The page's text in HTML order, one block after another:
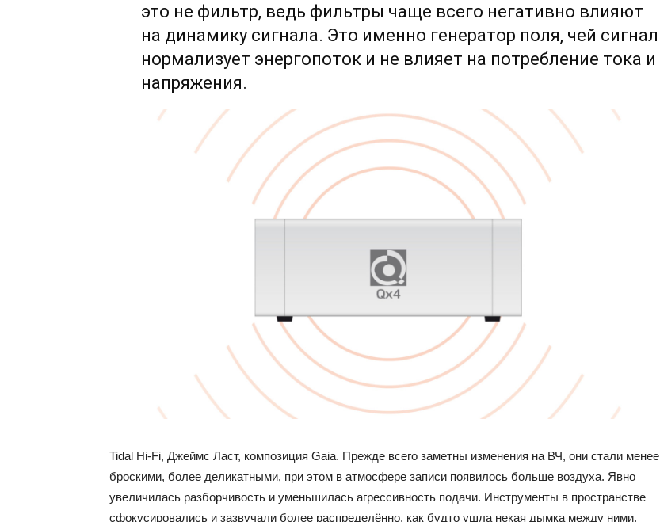
это не фильтр, ведь фильтры чаще всего негативно влияют
на динамику сигнала. Это именно генератор поля, чей сигнал
нормализует энергопоток и не влияет на потребление тока и
напряжения.
Tidal Hi-Fi, Джеймс Ласт, композиция Gaia. Прежде всего заметны изменения на ВЧ, они стали менее
броскими, более деликатными, при этом в атмосфере записи появилось больше воздуха. Явно
увеличилась разборчивость и уменьшилась агрессивность подачи. Инструменты в пространстве
сфокусировались и зазвучали более распределённо, как будто ушла некая дымка между ними.